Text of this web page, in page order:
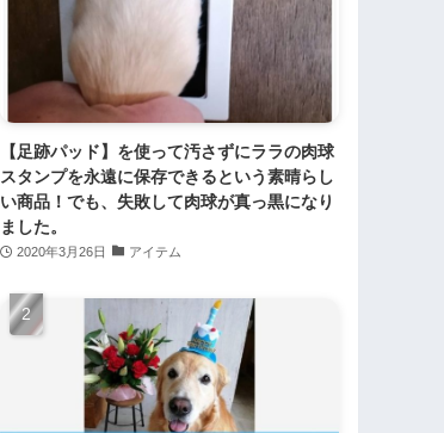
【足跡パッド】を使って汚さずにララの肉球
スタンプを永遠に保存できるという素晴らし
い商品！でも、失敗して肉球が真っ黒になり
ました。
2020年3月26日 アイテム